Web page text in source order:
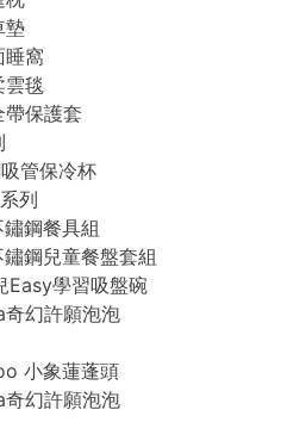
墊
睡窩
雲毯
保護套
管保冷杯
列
鋼餐具組
鋼兒童餐盤套組
Easy學習吸盤碗
幻許願泡泡
小象蓮蓬頭
幻許願泡泡